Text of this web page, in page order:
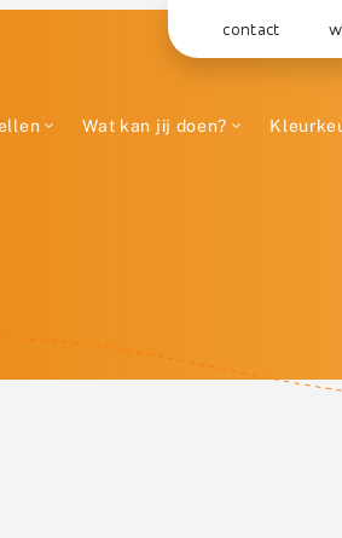
contact
Wat kan jij doen?